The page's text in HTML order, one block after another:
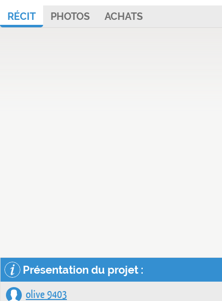
RÉCIT PHOTOS ACHATS
Présentation du projet :
olive 9403